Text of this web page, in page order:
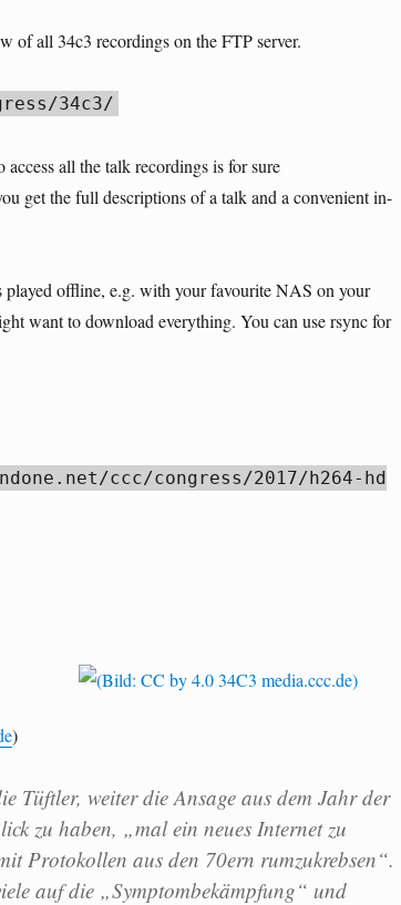
of all 34c3 recordings on the FTP server.
34c3/
all the talk recordings is for sure
get the full descriptions of a talk and a convenient in-
played offline, e.g. with your favourite NAS on your
want to download everything. You can use rsync for
ccc/congress/2017/h264-hd
)
Tüftler, weiter die Ansage aus dem Jahr der
zu haben, „mal ein neues Internet zu
Protokollen aus den 70ern rumzukrebsen“.
auf die „Symptombekämpfung“ und